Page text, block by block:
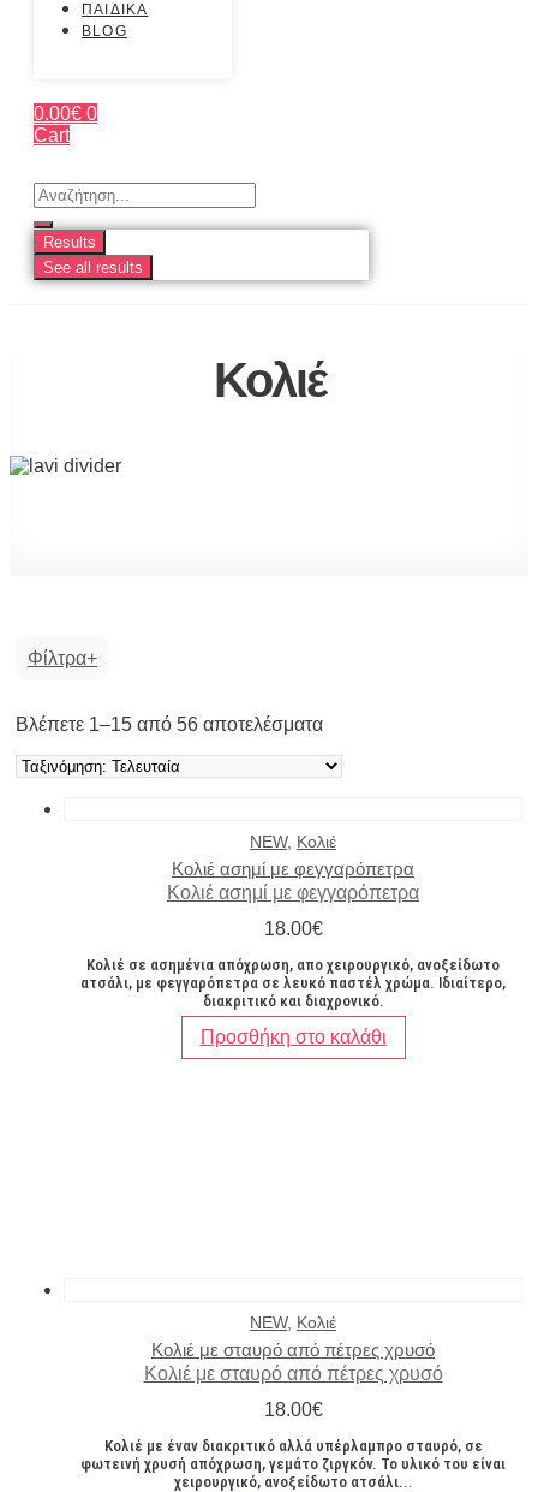
ΠΑΙΔΙΚΑ
BLOG
0.00€ 0
Cart
Search
...
Results
See all results
Κολιέ
Φίλτρα
Μέγεθος
Ασήμι 925
Ατσάλι(48)
(5)
Ημιπολύτιμες πέτρες
Ορείχαλκος(7)
Χρώμα
Ασημί(23)
Μωβ (1)
Βλέπετε 1–15 από 56 αποτελέσματαSorted
latest
NEW, Κολιέ
Κολιέ ασημί με φεγγαρόπετρα
Κολιέ ασημί με φεγγαρόπετρα
18.00€
Κολιέ σε ασημένια απόχρωση, απο χειρουργικό, ανοξείδωτο
ατσάλι, με φεγγαρόπετρα σε λευκό παστέλ χρώμα. Ιδιαίτερο,
διακριτικό και διαχρονικό.
Προσθήκη στο καλάθι
NEW, Κολιέ
Κολιέ με σταυρό από πέτρες χρυσό
Κολιέ με σταυρό από πέτρες χρυσό
18.00€
Κολιέ με έναν διακριτικό αλλά υπέρλαμπρο σταυρό, σε
φωτεινή χρυσή απόχρωση, γεμάτο ζιργκόν. Το υλικό του είναι
χειρουργικό, ανοξείδωτο ατσάλι...